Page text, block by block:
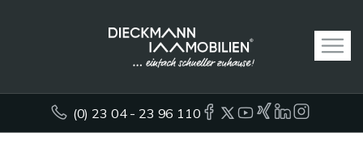
(0) 23 04 - 23 96 110